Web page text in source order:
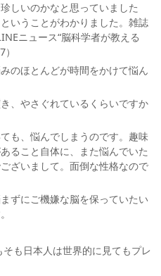
しいのかなと思っていました
いうことがわかりました。雑誌
ニュース“脳科学者が教える
のほとんどが時間をかけて悩ん
、やさぐれているくらいですか
も、悩んでしまうのです。趣味
ること自体に、また悩んでいた
ざいまして。面倒な性格なので
ずにご機嫌な脳を保っていたい
も日本人は世界的に見てもプレ